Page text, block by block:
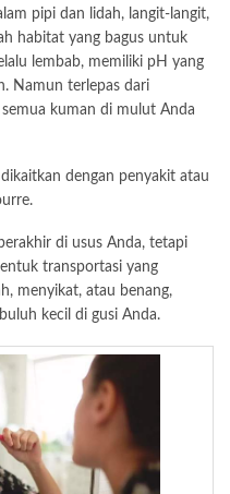
pipi dan lidah, langit-langit,
habitat yang bagus untuk
lembab, memiliki pH yang
Namun terlepas dari
kuman di mulut Anda
dengan penyakit atau
di usus Anda, tetapi
transportasi yang
menyikat, atau benang,
kecil di gusi Anda.